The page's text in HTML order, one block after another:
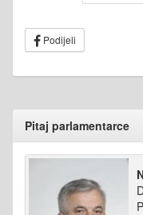
Podijeli
Pitaj parlamentarce